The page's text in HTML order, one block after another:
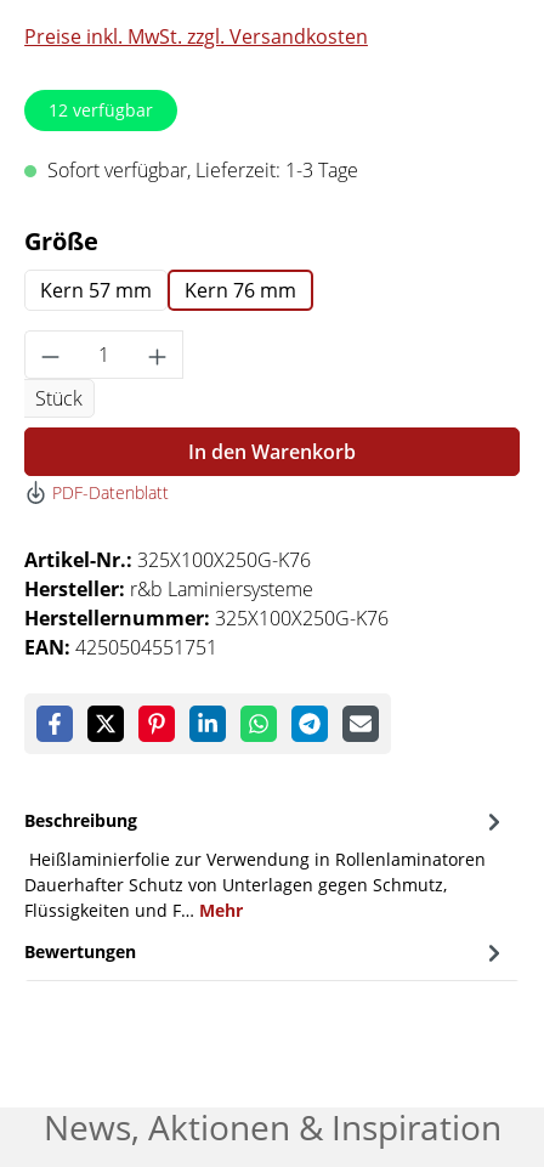
Preise inkl. MwSt. zzgl. Versandkosten
12 verfügbar
Sofort verfügbar, Lieferzeit: 1-3 Tage
Größe
Kern 57 mm Kern 76 mm
Produkt Anzahl: Gib den gewünschten
Stück
In den Warenkorb
PDF-Datenblatt
Artikel-Nr.: 325X100X250G-K76
Hersteller: r&b Laminiersysteme
Herstellernummer: 325X100X250G-K76
EAN: 4250504551751
Beschreibung
Heißlaminierfolie zur Verwendung in Rollenlaminatoren
Dauerhafter Schutz von Unterlagen gegen Schmutz,
Flüssigkeiten und F… Mehr
Bewertungen
News, Aktionen & Inspiration